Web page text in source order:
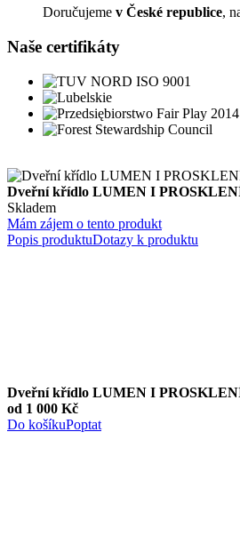
Doručujeme v České republice,
Naše certifikáty
Dveřní křídlo LUMEN I
Skladem
Mám zájem o tento produkt
Popis produktuDotazy k produktu
Dveřní křídlo LUMEN I
od 1 000 Kč
Do košíkuPoptat